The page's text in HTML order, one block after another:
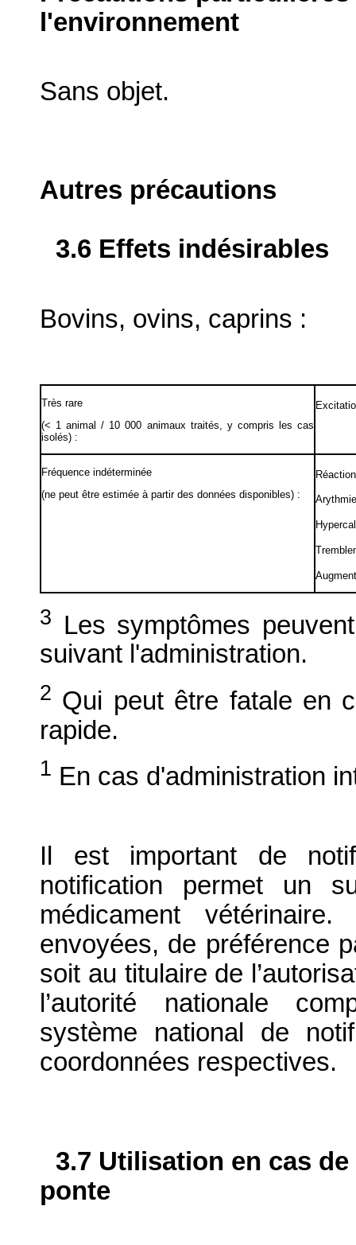
l'environnement
Sans objet.
Autres précautions
3.6 Effets indésirables
Bovins, ovins, caprins :
Très rare
(< 1 animal / 10 000 animaux traités, y compris les cas
isolés) :
Fréquence indéterminée
(ne peut être estimée à partir des données disponibles) :
Arythmie
3 Les symptômes
suivant l'administration.
2 Qui peut être fatale en
rapide.
1 En cas d'administration
Il est important de
notification permet un
médicament
envoyées, de préférence
soit au titulaire de
l’autorité nationale
système national de
coordonnées respectives.
3.7 Utilisation en cas
ponte